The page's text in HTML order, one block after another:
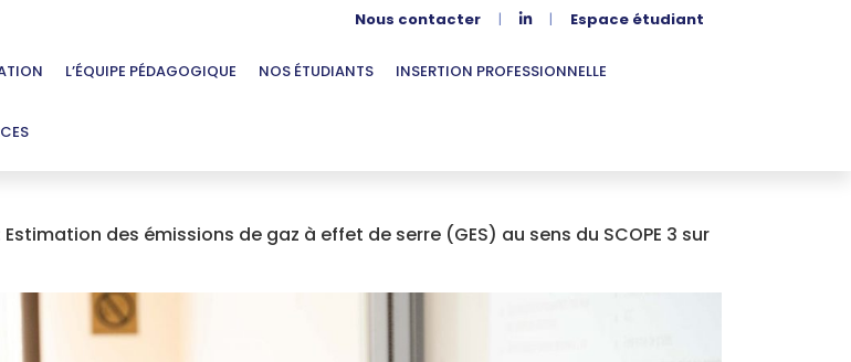
Nous contacter | | Espace étudiant
L’ÉQUIPE PÉDAGOGIQUE NOS ÉTUDIANTS INSERTION PROFESSIONNELLE
des émissions de gaz à effet de serre (GES) au sens du SCOPE 3 sur